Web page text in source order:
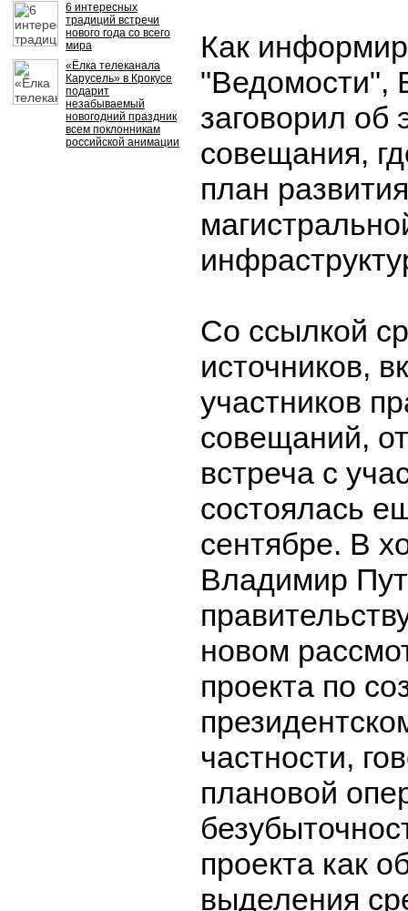
6 интересных
традиций встречи
нового года со всего
мира
«Ёлка телеканала
Карусель» в Крокусе
подарит
незабываемый
новогодний праздник
всем поклонникам
российской анимации
Как
"Ведомости",
заговорил об
совещания,
план
Со ссылкой
источников,
участников
совещаний,
встреча с
состоялась
сентябре. В
Владимир
новом
проекта по
частности,
плановой
проекта как
выделения